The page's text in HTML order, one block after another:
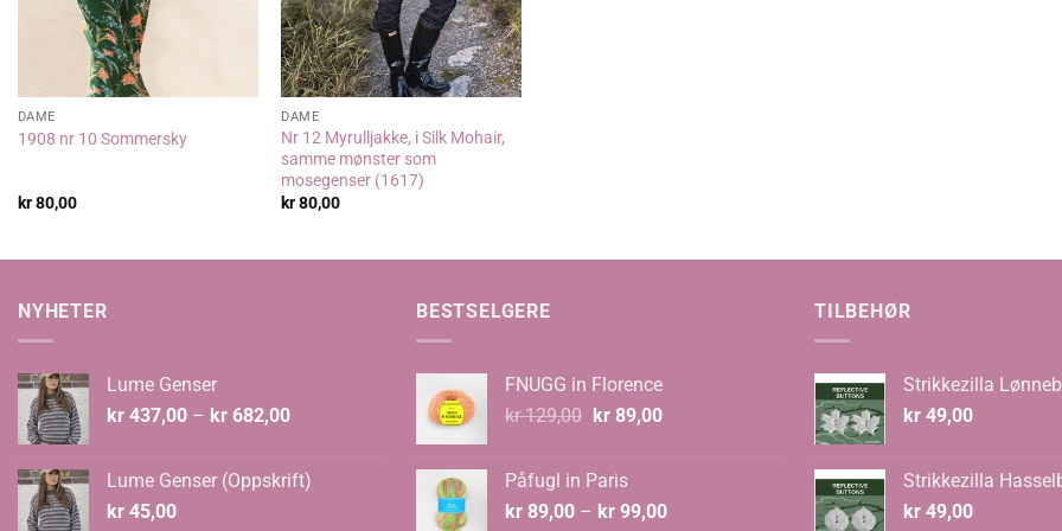
DAME
1908 nr 10 Sommersky
kr80,00
DAME
Nr 12 Myrulljakke, i Silk Mohair,
samme mønster som
mosegenser (1617)
kr80,00
NYHETER
Lume Genser
kr 437,00 – kr 682,00Prisområde:
kr 682,00
Lume Genser (Oppskrift)
kr 45,00
BESTSELGERE
FNUGG in Florence
kr129,00 Opprinnelig
kr 129,00.
kr89,00Nåværende
Påfugl in Paris
kr 89,00 – kr 99,00Prisområde:
TILBEHØR
Strikkezilla
kr 49,00
Strikkezilla
kr 49,00